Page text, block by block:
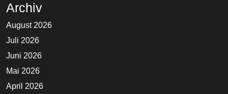
Archiv
August 2026
Juli 2026
Juni 2026
Mai 2026
April 2026